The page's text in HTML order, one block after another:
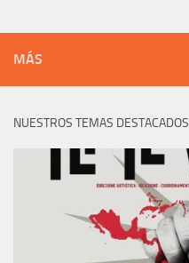
MÁS
NUESTROS TEMAS DESTACADOS